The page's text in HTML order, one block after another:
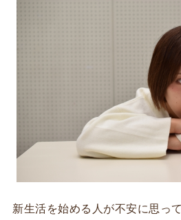
新生活を始める人が不安に思っ